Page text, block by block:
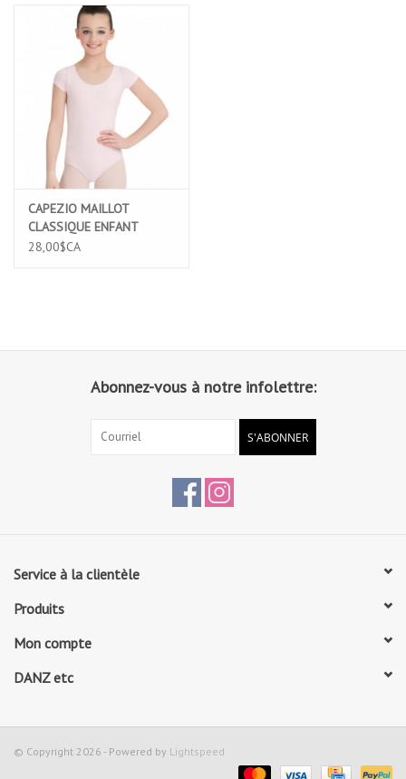
CAPEZIO MAILLOT
CLASSIQUE ENFANT
MANCHES COURTES EN
28,00$CA
Abonnez-vous à notre infolettre:
S'ABONNER
Service à la clientèle
Produits
Mon compte
DANZ etc
© Copyright 2026 - Powered by Lightspeed